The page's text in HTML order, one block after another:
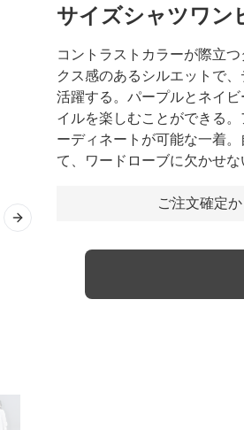
Next slide
サイズシャツワン
コントラストカラーが際立
クス感のあるシルエットで
活躍する。パープルとネイ
イルを楽しむことができる
ーディネートが可能な一着
て、ワードローブに欠かせな
ご注文確定